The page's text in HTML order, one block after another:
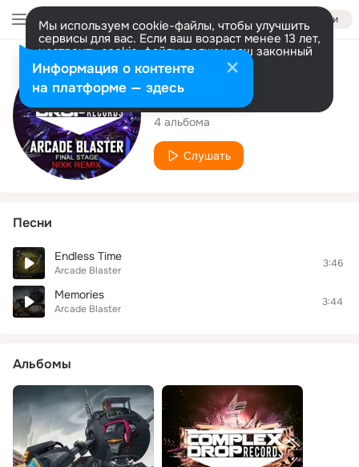
Войти
Мы используем cookie-файлы, чтобы улучшить
сервисы для вас. Если ваш возраст менее 13 лет,
настроить cookie-файлы должен ваш законный
представитель. Больше информации
Разрешить все Настроить
Исполнитель
Arcade Blaster
4 альбома
Слушать
Песни
Endless Time
Arcade Blaster
3:46
Memories
Arcade Blaster
3:44
Альбомы
Информация о контенте
на платформе — здесь